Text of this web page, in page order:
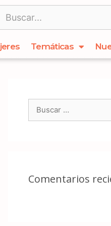
Temáticas
Comentarios